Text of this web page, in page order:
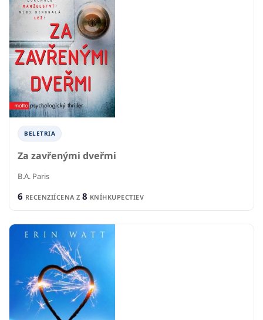
BELETRIA
Za zavřenými dveřmi
B.A. Paris
6 RECENZIÍCENA Z 8 KNÍHKUPECTIEV